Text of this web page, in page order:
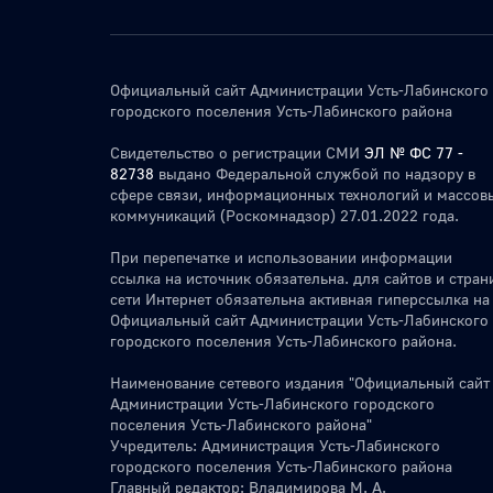
Официальный сайт Администрации Усть-Лабинского
городского поселения Усть-Лабинского района
Свидетельство о регистрации СМИ ЭЛ № ФС 77 -
82738 выдано Федеральной службой по надзору в
сфере связи, информационных технологий и
коммуникаций (Роскомнадзор) 27.01.2022 года.
При перепечатке и использовании информации
ссылка на источник обязательна. для сайтов и
сети Интернет обязательна активная гиперссылка на
Официальный сайт Администрации Усть-Лабинского
городского поселения Усть-Лабинского района.
Наименование сетевого издания "Официальный сайт
Администрации Усть-Лабинского городского
поселения Усть-Лабинского района"
Учредитель: Администрация Усть-Лабинского
городского поселения Усть-Лабинского района
Главный редактор: Владимирова М. А.